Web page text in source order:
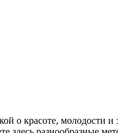
о красоте, молодости и